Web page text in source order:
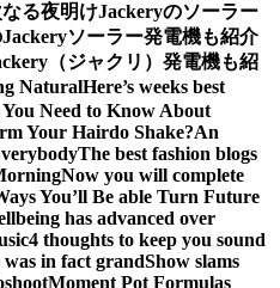
る夜明けJackeryのソーラー
ソーラー発電機も紹介
（ジャクリ）発電機も紹
NaturalHere’s weeks best
Need to Know About
Your Hairdo Shake?An
The best fashion blogs
Now you will complete
You’ll Be able Turn Future
has advanced over
4 thoughts to keep you sound
in fact grandShow slams
Moment Pot Formulas